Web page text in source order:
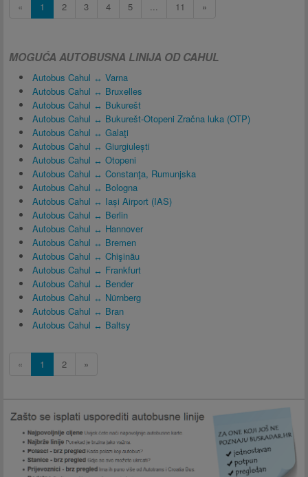
« 1 2 3 4 5 ... 11 »
MOGUĆA AUTOBUSNA LINIJA OD CAHUL
Autobus Cahul ↔ Varna
Autobus Cahul ↔ Bruxelles
Autobus Cahul ↔ Bukurešt
Autobus Cahul ↔ Bukurešt-Otopeni Zračna luka (OTP)
Autobus Cahul ↔ Galaţi
Autobus Cahul ↔ Giurgiulești
Autobus Cahul ↔ Otopeni
Autobus Cahul ↔ Constanţa, Rumunjska
Autobus Cahul ↔ Bologna
Autobus Cahul ↔ Iași Airport (IAS)
Autobus Cahul ↔ Berlin
Autobus Cahul ↔ Hannover
Autobus Cahul ↔ Bremen
Autobus Cahul ↔ Chişinău
Autobus Cahul ↔ Frankfurt
Autobus Cahul ↔ Bender
Autobus Cahul ↔ Nürnberg
Autobus Cahul ↔ Bran
Autobus Cahul ↔ Baltsy
« 1 2 »